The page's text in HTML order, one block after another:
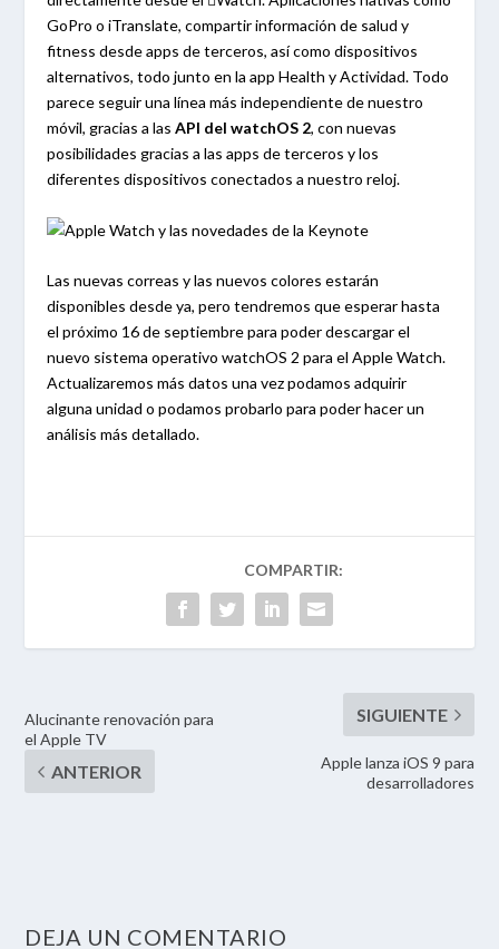
GoPro o iTranslate, compartir información de salud y
fitness desde apps de terceros, así como dispositivos
alternativos, todo junto en la app Health y Actividad. Todo
parece seguir una línea más independiente de nuestro
móvil, gracias a las API del watchOS 2, con nuevas
posibilidades gracias a las apps de terceros y los
diferentes dispositivos conectados a nuestro reloj.
Las nuevas correas y las nuevos colores estarán
disponibles desde ya, pero tendremos que esperar hasta
el próximo 16 de septiembre para poder descargar el
nuevo sistema operativo watchOS 2 para el Apple Watch.
Actualizaremos más datos una vez podamos adquirir
alguna unidad o podamos probarlo para poder hacer un
análisis más detallado.
Alucinante renovación para
el Apple TV
Apple lanza iOS 9 para
desarrolladores
DEJA UN COMENTARIO